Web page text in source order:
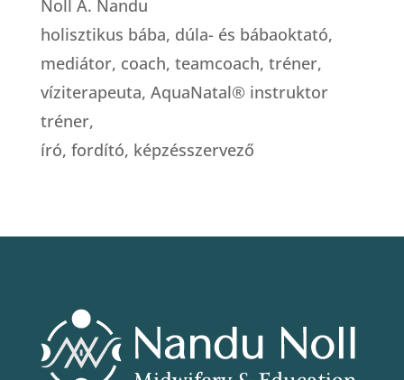
Noll A. Nandu
holisztikus bába, dúla- és bábaoktató,
mediátor, coach, teamcoach, tréner,
víziterapeuta, AquaNatal® instruktor
tréner,
író, fordító, képzésszervező